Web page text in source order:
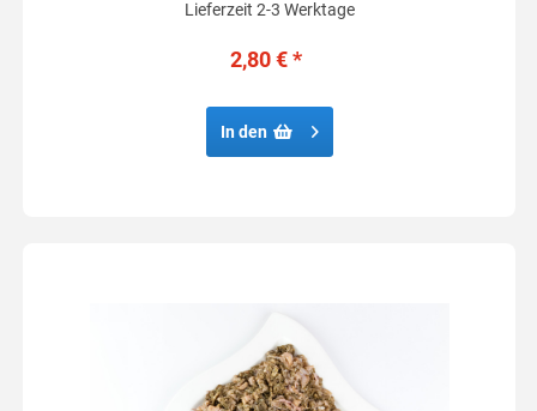
Lieferzeit 2-3 Werktage
2,80 € *
In den